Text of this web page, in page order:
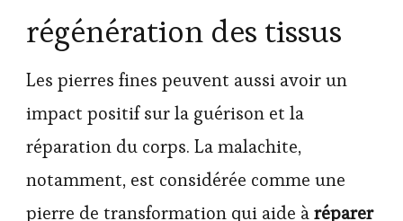
régénération des tissus
Les pierres fines peuvent aussi avoir un
impact positif sur la guérison et la
réparation du corps. La malachite,
notamment, est considérée comme une
pierre de transformation qui aide àréparer